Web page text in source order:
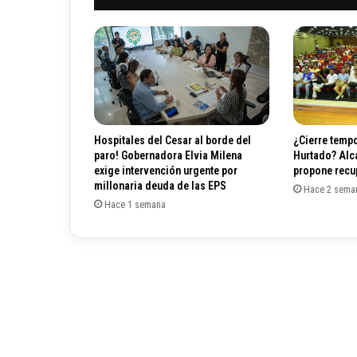
j
u
e
z
p
a
r
e
l
p
r
Hospitales del Cesar al borde del
paro! Gobernadora Elvia Milena
exige intervención urgente por
millonaria deuda de las EPS
Hace 1 semana
¿Cierre
Hurtado?
propone
Hace 2